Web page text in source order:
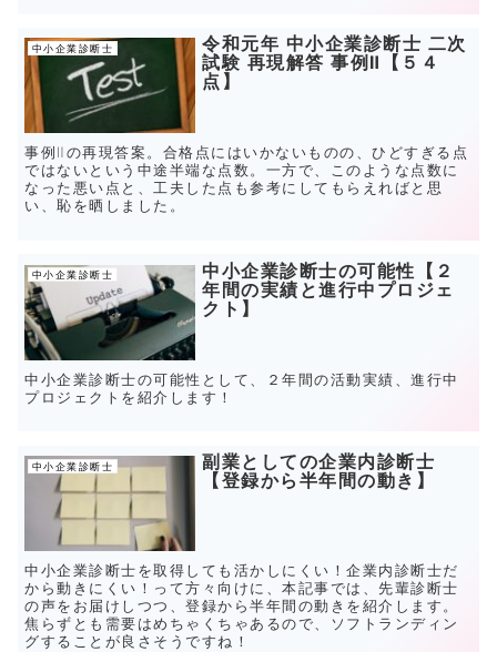
中小企業診断士
令和元年 中小企業診断士 二次
試験 再現解答 事例Ⅱ【５４
点】
事例Ⅱの再現答案。合格点にはいかないものの、ひどすぎる点
ではないという中途半端な点数。一方で、このような点数に
なった悪い点と、工夫した点も参考にしてもらえればと思
い、恥を晒しました。
中小企業診断士
中小企業診断士の可能性【２
年間の実績と進行中プロジェ
クト】
中小企業診断士の可能性として、２年間の活動実績、進行中
プロジェクトを紹介します！
中小企業診断士
副業としての企業内診断士
【登録から半年間の動き】
中小企業診断士を取得しても活かしにくい！企業内診断士だ
から動きにくい！って方々向けに、本記事では、先輩診断士
の声をお届けしつつ、登録から半年間の動きを紹介します。
焦らずとも需要はめちゃくちゃあるので、ソフトランディン
グすることが良さそうですね！